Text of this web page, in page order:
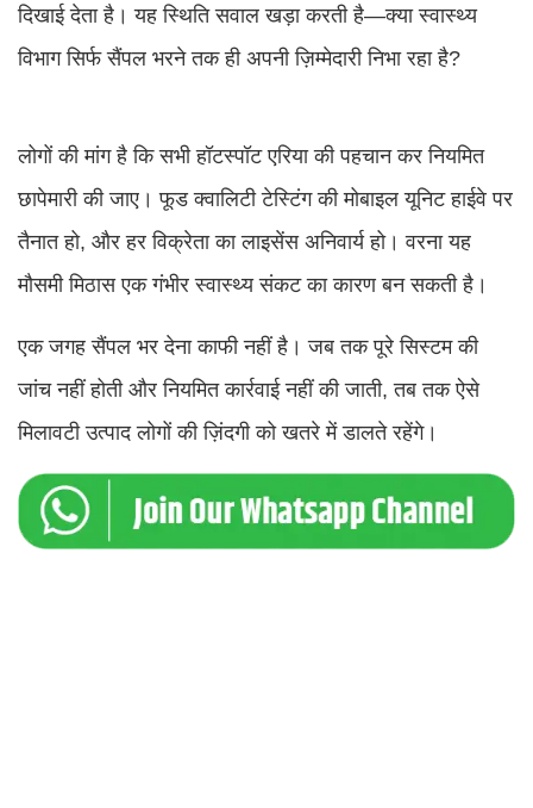
दिखाई देता है। यह स्थिति सवाल खड़ा करती है—क्या स्वास्थ्य
विभाग सिर्फ सैंपल भरने तक ही अपनी ज़िम्मेदारी निभा रहा है?
लोगों की मांग है कि सभी हॉटस्पॉट एरिया की पहचान कर नियमित
छापेमारी की जाए। फूड क्वालिटी टेस्टिंग की मोबाइल यूनिट हाईवे पर
तैनात हो, और हर विक्रेता का लाइसेंस अनिवार्य हो। वरना यह
मौसमी मिठास एक गंभीर स्वास्थ्य संकट का कारण बन सकती है।
एक जगह सैंपल भर देना काफी नहीं है। जब तक पूरे सिस्टम की
जांच नहीं होती और नियमित कार्रवाई नहीं की जाती, तब तक ऐसे
मिलावटी उत्पाद लोगों की ज़िंदगी को खतरे में डालते रहेंगे।